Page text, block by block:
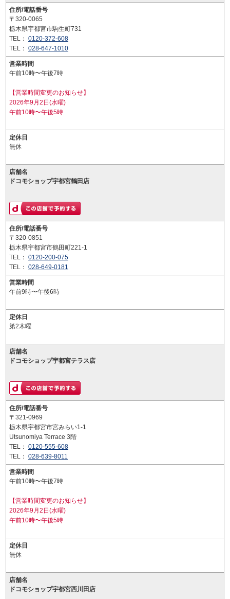
住所/電話番号
〒320-0065
栃木県宇都宮市駒生町731
TEL： 0120-372-608
TEL： 028-647-1010
営業時間
午前10時〜午後7時
【営業時間変更のお知らせ】
2026年9月2日(水曜)
午前10時〜午後5時
定休日
無休
店舗名
ドコモショップ宇都宮鶴田店
住所/電話番号
〒320-0851
栃木県宇都宮市鶴田町221-1
TEL： 0120-200-075
TEL： 028-649-0181
営業時間
午前9時〜午後6時
定休日
第2木曜
店舗名
ドコモショップ宇都宮テラス店
住所/電話番号
〒321-0969
栃木県宇都宮市宮みらい1-1
Utsunomiya Terrace 3階
TEL： 0120-555-608
TEL： 028-639-8011
営業時間
午前10時〜午後7時
【営業時間変更のお知らせ】
2026年9月2日(水曜)
午前10時〜午後5時
定休日
無休
店舗名
ドコモショップ宇都宮西川田店